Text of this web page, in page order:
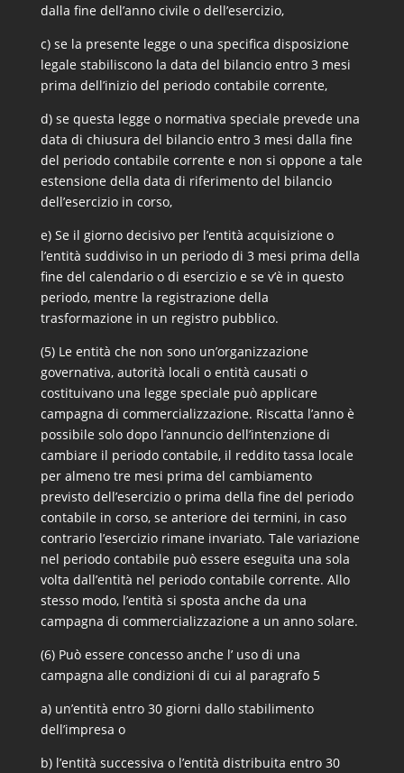
dalla fine dell’anno civile o dell’esercizio,
c) se la presente legge o una specifica disposizione
legale stabiliscono la data del bilancio entro 3 mesi
prima dell’inizio del periodo contabile corrente,
d) se questa legge o normativa speciale prevede una
data di chiusura del bilancio entro 3 mesi dalla fine
del periodo contabile corrente e non si oppone a tale
estensione della data di riferimento del bilancio
dell’esercizio in corso,
e) Se il giorno decisivo per l’entità acquisizione o
l’entità suddiviso in un periodo di 3 mesi prima della
fine del calendario o di esercizio e se v’è in questo
periodo, mentre la registrazione della
trasformazione in un registro pubblico.
(5) Le entità che non sono un’organizzazione
governativa, autorità locali o entità causati o
costituivano una legge speciale può applicare
campagna di commercializzazione. Riscatta l’anno è
possibile solo dopo l’annuncio dell’intenzione di
cambiare il periodo contabile, il reddito tassa locale
per almeno tre mesi prima del cambiamento
previsto dell’esercizio o prima della fine del periodo
contabile in corso, se anteriore dei termini, in caso
contrario l’esercizio rimane invariato. Tale variazione
nel periodo contabile può essere eseguita una sola
volta dall’entità nel periodo contabile corrente. Allo
stesso modo, l’entità si sposta anche da una
campagna di commercializzazione a un anno solare.
(6) Può essere concesso anche l’ uso di una
campagna alle condizioni di cui al paragrafo 5
a) un’entità entro 30 giorni dallo stabilimento
dell’impresa o
b) l’entità successiva o l’entità distribuita entro 30